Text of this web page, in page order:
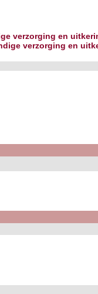
verzorging en
verzorging en